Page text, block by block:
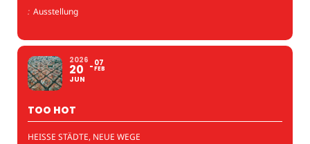
: Ausstellung
2026
20
JUN
07
FEB
TOO HOT
HEISSE STÄDTE, NEUE WEGE